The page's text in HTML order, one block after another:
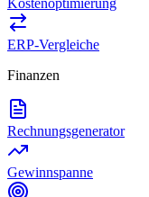
Kostenoptimierung
ERP-Vergleiche
Finanzen
Rechnungsgenerator
Gewinnspanne